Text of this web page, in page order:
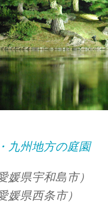
九州地方の庭園
県宇和島市）
県西条市）